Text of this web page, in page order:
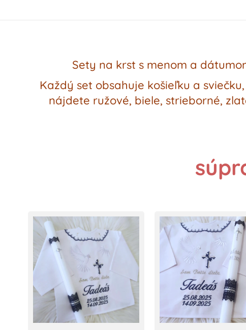
Sety na krst s menom a
Každý set obsahuje košieľku a
nájdete ružové, biele, strieborné,